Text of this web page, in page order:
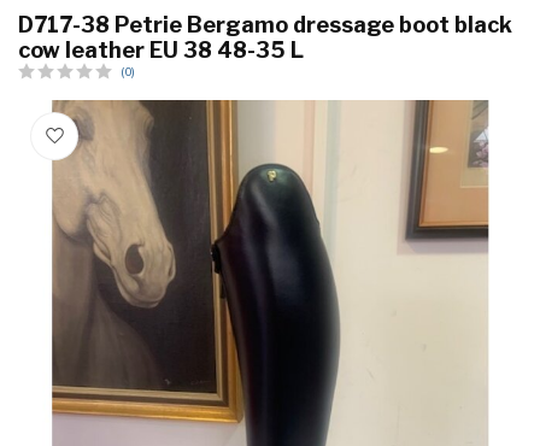
D717-38 Petrie Bergamo dressage boot black
cow leather EU 38 48-35 L
(0)